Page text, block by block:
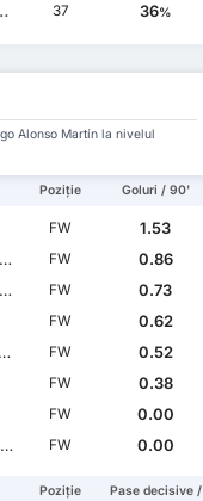
37 36%
Alonso Martín la nivelul
Poziție Goluri / 90'
FW
1.53
FW
0.86
FW
0.73
FW
0.62
FW
0.52
FW
0.38
FW
0.00
FW 0.00
Poziție
Pase decisive /